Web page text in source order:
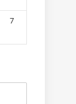
7